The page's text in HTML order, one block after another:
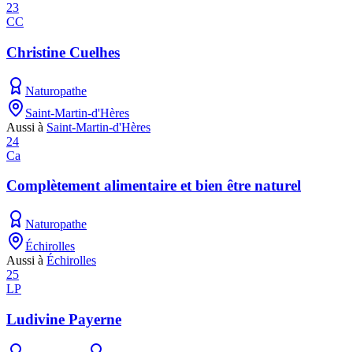
23
CC
Christine Cuelhes
Naturopathe
Saint-Martin-d'Hères
Aussi à Saint-Martin-d'Hères
24
Ca
Complètement alimentaire et bien être naturel
Naturopathe
Échirolles
Aussi à Échirolles
25
LP
Ludivine Payerne